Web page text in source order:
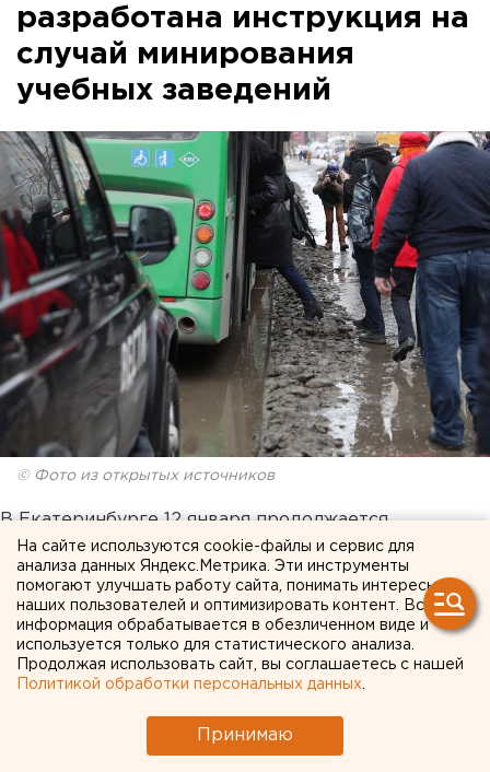
разработана инструкция на
случай минирования
учебных заведений
© Фото из открытых источников
В Екатеринбурге 12 января продолжается
эвакуация учебных заведенийиз-за анонимных
сообщений о лжеминировании. По поручению
министра образования и молодежной политики
Свердловской областиЮрия Биктугановадля
мероприятий по антитеррористической
защищенностибыла разработана памятка.
«В школах и колледжах регулярно проводятся
инструктажи с педагогами и сотрудниками о порядке
На сайте используются cookie-файлы и сервис для
анализа данных Яндекс.Метрика. Эти инструменты
помогают улучшать работу сайта, понимать интересы
наших пользователей и оптимизировать контент. Вся
информация обрабатывается в обезличенном виде и
используется только для статистического анализа.
Продолжая использовать сайт, вы соглашаетесь с нашей
Политикой обработки персональных данных
Принимаю